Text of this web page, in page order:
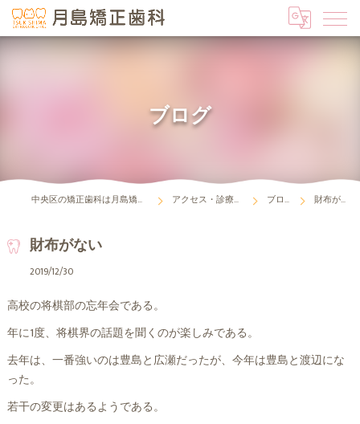
ブログ
中央区の矯正歯科は月島矯正歯科 アクセス・診療時間 ブログ 財布がない
財布がない
2019/12/30
高校の将棋部の忘年会である。
年に1度、将棋界の話題を聞くのが楽しみである。
去年は、一番強いのは豊島と広瀬だったが、今年は豊島と渡辺にな
った。
若干の変更はあるようである。